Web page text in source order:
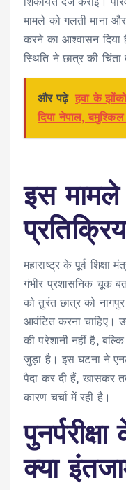
मामले को गलती माना
करने का आश्वासन दिया
स्थिति ने छात्र की चिंता
और पढ़े हवा के
दिया नेपाल, बमुश्किल
इस मामले
महाराष्ट्र के पूर्व
गंभीर प्रशासनिक चूक
को तुरंत छात्र को
आवंटित करना चाहिए।
की परेशानी नहीं है,
जुड़ा है। इस घटना ने
पैदा कर दी हैं, खासकर
कारण चर्चा में रही है।
क्या